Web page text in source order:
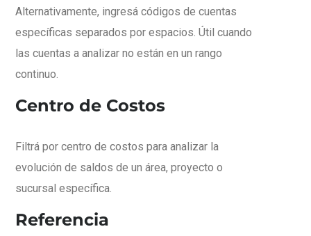
Alternativamente, ingresá códigos de cuentas
específicas separados por espacios. Útil cuando
las cuentas a analizar no están en un rango
continuo.
Centro de Costos
Filtrá por centro de costos para analizar la
evolución de saldos de un área, proyecto o
sucursal específica.
Referencia